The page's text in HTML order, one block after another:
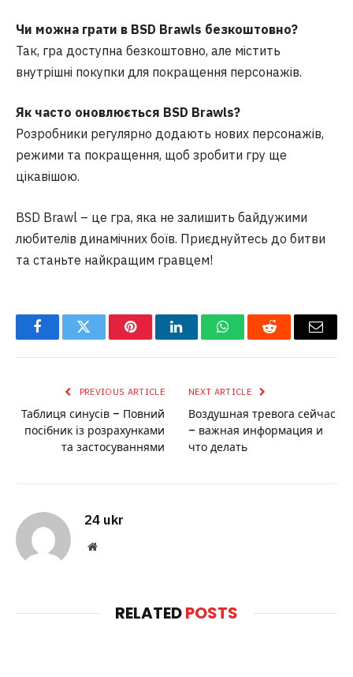
Чи можна грати в BSD Brawls безкоштовно?
Так, гра доступна безкоштовно, але містить
внутрішні покупки для покращення персонажів.
Як часто оновлюється BSD Brawls?
Розробники регулярно додають нових персонажів,
режими та покращення, щоб зробити гру ще
цікавішою.
BSD Brawl – це гра, яка не залишить байдужими
любителів динамічних боїв. Приєднуйтесь до битви
та станьте найкращим гравцем!
FacebookTwitter PinterestLinkedInWhatsAppReddit Email
PREVIOUS ARTICLE
Таблиця синусів – Повний
посібник із розрахунками
та застосуваннями
NEXT ARTICLE
Воздушная тревога сейчас
– важная информация и
что делать
24 ukr
Website
RELATEDPOSTS